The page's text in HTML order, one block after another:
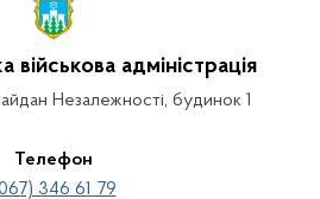
військова адміністрація
Незалежності, будинок 1
Телефон
346 61 79